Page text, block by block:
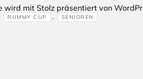
RUMMY CUP , SENIOREN
mit Stolz präsentiert von